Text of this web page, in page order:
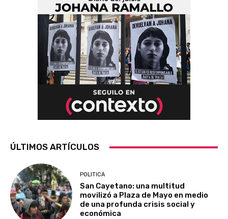
ÚLTIMOS ARTÍCULOS
POLITICA
San Cayetano: una multitud
movilizó a Plaza de Mayo en medio
de una profunda crisis social y
económica